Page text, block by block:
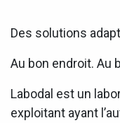
Des solutions
Au bon endroit. Au
Labodal est un
exploitant ayant